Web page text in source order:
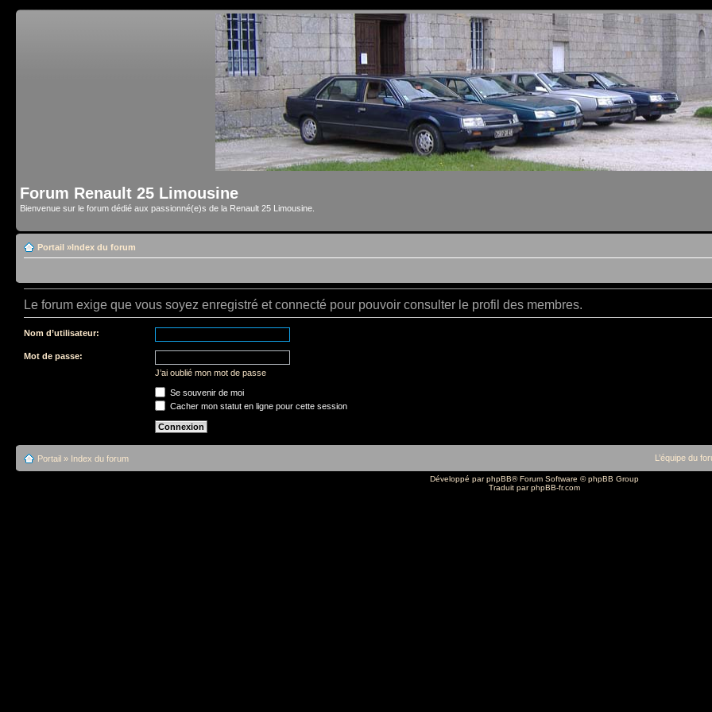
Forum Renault 25 Limousine
Bienvenue sur le forum dédié aux passionné(e)s de la Renault 25 Limousine.
Portail »Index du forum
Le forum exige que vous soyez enregistré et connecté pour pouvoir consulter le profil des membres.
Nom d’utilisateur:
Mot de passe:
J’ai oublié mon mot de passe
Se souvenir de moi
Cacher mon statut en ligne pour cette session
Portail » Index du forum L’équipe du
Développé parphpBB® Forum Software © phpBB Group
Traduit parphpBB-fr.com